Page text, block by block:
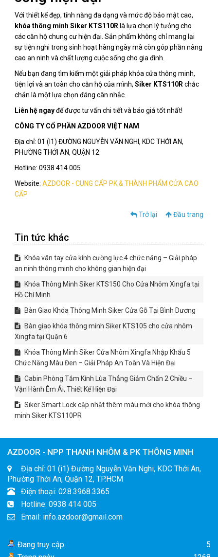
Với thiết kế đẹp, tính năng đa dạng và mức độ bảo mật cao,
khóa thông minh Siker KTS110R là lựa chọn lý tưởng cho
các căn hộ chung cư hiện đại. Sản phẩm không chỉ mang lại
sự tiện nghi trong sinh hoạt hàng ngày mà còn góp phần nâng
cao an ninh và chất lượng cuộc sống cho gia đình.
Nếu bạn đang tìm kiếm một giải pháp khóa cửa thông minh,
tiện lợi và an toàn cho căn hộ của mình, Siker KTS110R chắc
chắn là một lựa chọn đáng cân nhắc.
Liên hệ ngayđể được tư vấn chi tiết và báo giá tốt nhất!
CÔNG TY CỔ PHẦN AZDOOR VIỆT NAM
Địa chỉ: 01 (I1) ĐƯỜNG NGUYỄN VĂN NGHI, KDC THỚI AN,
PHƯỜNG THỚI AN, QUẬN 12
Hotline: 0938 414 005
Website: AZDOOR - CUNG CẤP PK & THÀNH PHẨM CỬA CAO
CẤP
Trở lại Đầu trang
Tin tức khác
Khóa vân tay cửa kính cường lực 4 chức năng – Giải pháp
an ninh thông minh cho không gian hiện đại
Khóa Thông Minh Siker KTS150 Cho Cửa Nhôm Xingfa tại
Hồ Chí Minh
Bàn Giao Khóa Thông Minh Siker Cửa Gỗ Tại Bình Dương
Bàn giao khóa thông minh Siker KTS105 cho cửa nhôm
Xingfa tại Quận 6
Khóa Thông Minh Siker Cửa Nhôm Xingfa Nhập Khẩu 5
Chức Năng Màu Đen – Giải Pháp An Toàn Và Hiện Đại
Cabin Phòng Tắm Kính Lùa Thẳng Giảm Chấn 2 Chiều –
Vận Hành Êm Ái, Thiết Kế Hiện Đại
Siker Smart Lock cập nhật thêm màu mới cho khóa thông
minh Siker KTS110PR
AZDOOR - NPP THANH NHÔM & PK THÔNG MINH
Địa chỉ: 01 (i1) Đường Nguyễn Văn Nghi, KDC Thới An,
Phường Thới An, Quận 12, TP.HCM
Điện thoại: 028.3968.3365
Hotline: 0938 414 005
Email: info.azdoor@gmail.com
Đang truy cập
5